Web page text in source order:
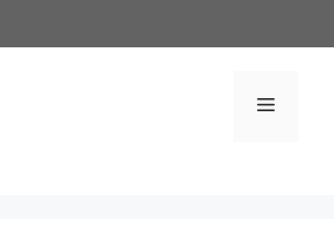
Menú